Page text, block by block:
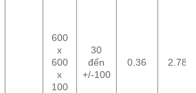
600
x
600
x
100
30
đến
+/-100
0.36 2.78